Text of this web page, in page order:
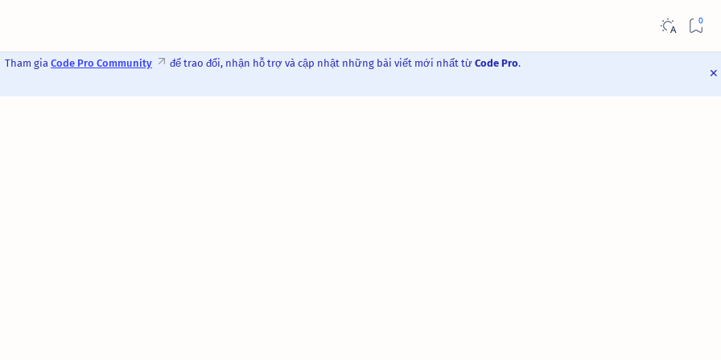
Tham gia Code Pro Community để trao đổi, nhận hỗ trợ và cập nhật những bài viết mới nhất từ Code Pro.